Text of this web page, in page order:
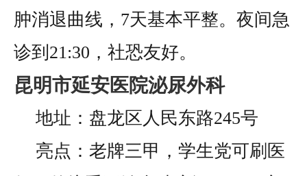
肿消退曲线，7天基本平整。夜间急
诊到21:30，社恐友好。
昆明市延安医院泌尿外科
地址：盘龙区人民东路245号
亮点：老牌三甲，学生党可刷医